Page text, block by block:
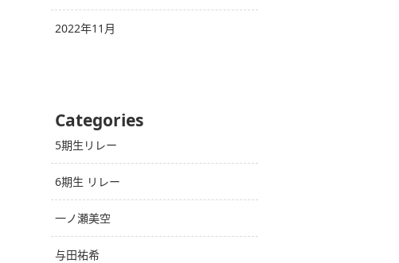
2022年11月
Categories
5期生リレー
6期生 リレー
一ノ瀬美空
与田祐希